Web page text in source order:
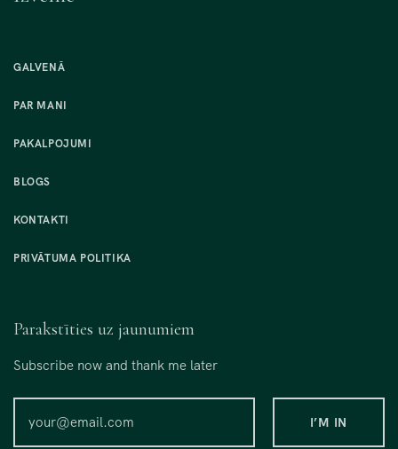
GALVENĀ
PAR MANI
PAKALPOJUMI
BLOGS
KONTAKTI
PRIVĀTUMA POLITIKA
Parakstīties uz jaunumiem
Subscribe now and thank me later